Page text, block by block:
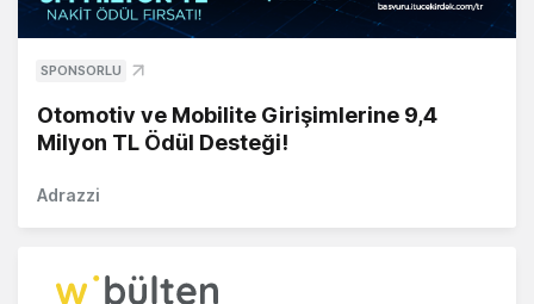
SPONSORLU
Otomotiv ve Mobilite Girişimlerine 9,4
Milyon TL Ödül Desteği!
Adrazzi